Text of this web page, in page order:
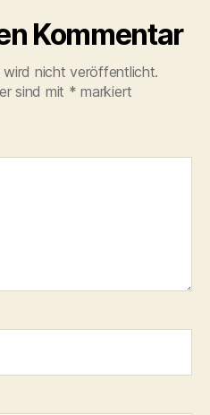
Kommentar
wird nicht veröffentlicht.
sind mit * markiert